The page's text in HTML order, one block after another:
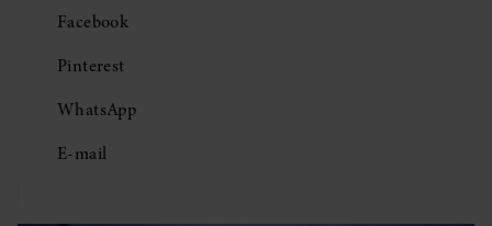
Facebook
Pinterest
WhatsApp
E-mail